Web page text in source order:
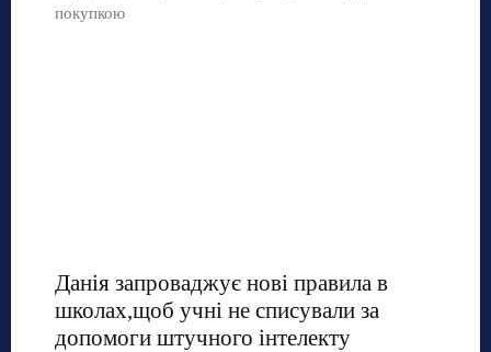
покупкою
Данія запроваджує нові правила в
школах,щоб учні не списували за
допомоги штучного інтелекту